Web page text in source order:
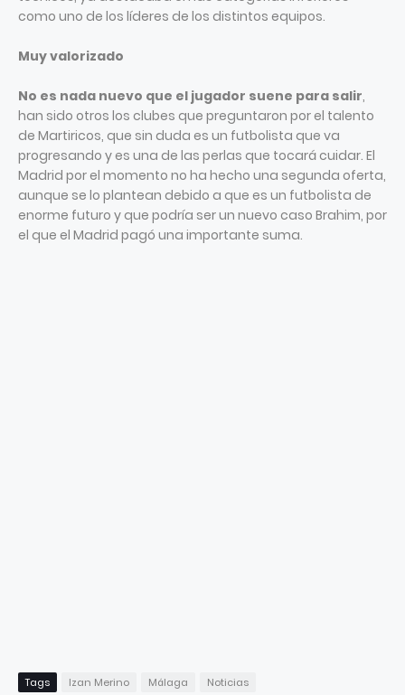
como uno de los líderes de los distintos equipos.
Muy valorizado
No es nada nuevo que el jugador suene para salir,
han sido otros los clubes que preguntaron por el talento
de Martiricos, que sin duda es un futbolista que va
progresando y es una de las perlas que tocará cuidar. El
Madrid por el momento no ha hecho una segunda oferta,
aunque se lo plantean debido a que es un futbolista de
enorme futuro y que podría ser un nuevo caso Brahim, por
el que el Madrid pagó una importante suma.
Tags Izan Merino Málaga Noticias